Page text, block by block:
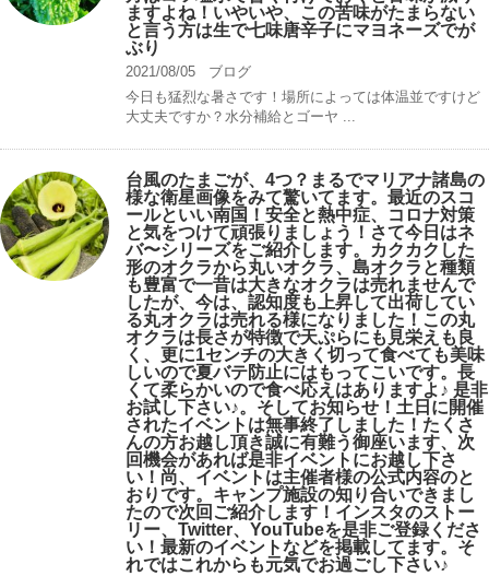
ますよね！いやいや、この苦味がたまらない
と言う方は生で七味唐辛子にマヨネーズでが
ぶり
2021/08/05
ブログ
今日も猛烈な暑さです！場所によっては体温並ですけど
大丈夫ですか？水分補給とゴーヤ ...
台風のたまごが、4つ？まるでマリアナ諸島の
様な衛星画像をみて驚いてます。最近のスコ
ールといい南国！安全と熱中症、コロナ対策
と気をつけて頑張りましょう！さて今日はネ
バ〜シリーズをご紹介します。カクカクした
形のオクラから丸いオクラ、島オクラと種類
も豊富で一昔は大きなオクラは売れませんで
したが、今は、認知度も上昇して出荷してい
る丸オクラは売れる様になりました！この丸
オクラは長さが特徴で天ぷらにも見栄えも良
く、更に1センチの大きく切って食べても美味
しいので夏バテ防止にはもってこいです。長
くて柔らかいので食べ応えはありますよ♪ 是非
お試し下さい♪。そしてお知らせ！土日に開催
されたイベントは無事終了しました！たくさ
んの方お越し頂き誠に有難う御座います、次
回機会があれば是非イベントにお越し下さ
い！尚、イベントは主催者様の公式内容のと
おりです。キャンプ️施設の知り合いできまし
たので次回ご紹介します！インスタのストー
リー、Twitter、YouTubeを是非ご登録くださ
い！最新のイベントなどを掲載してます。そ
れではこれからも元気でお過ごし下さい♪